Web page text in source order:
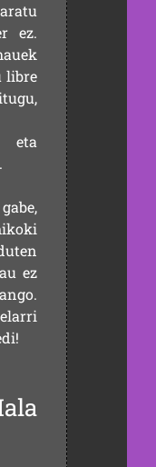
ez.
libre
eta
ez